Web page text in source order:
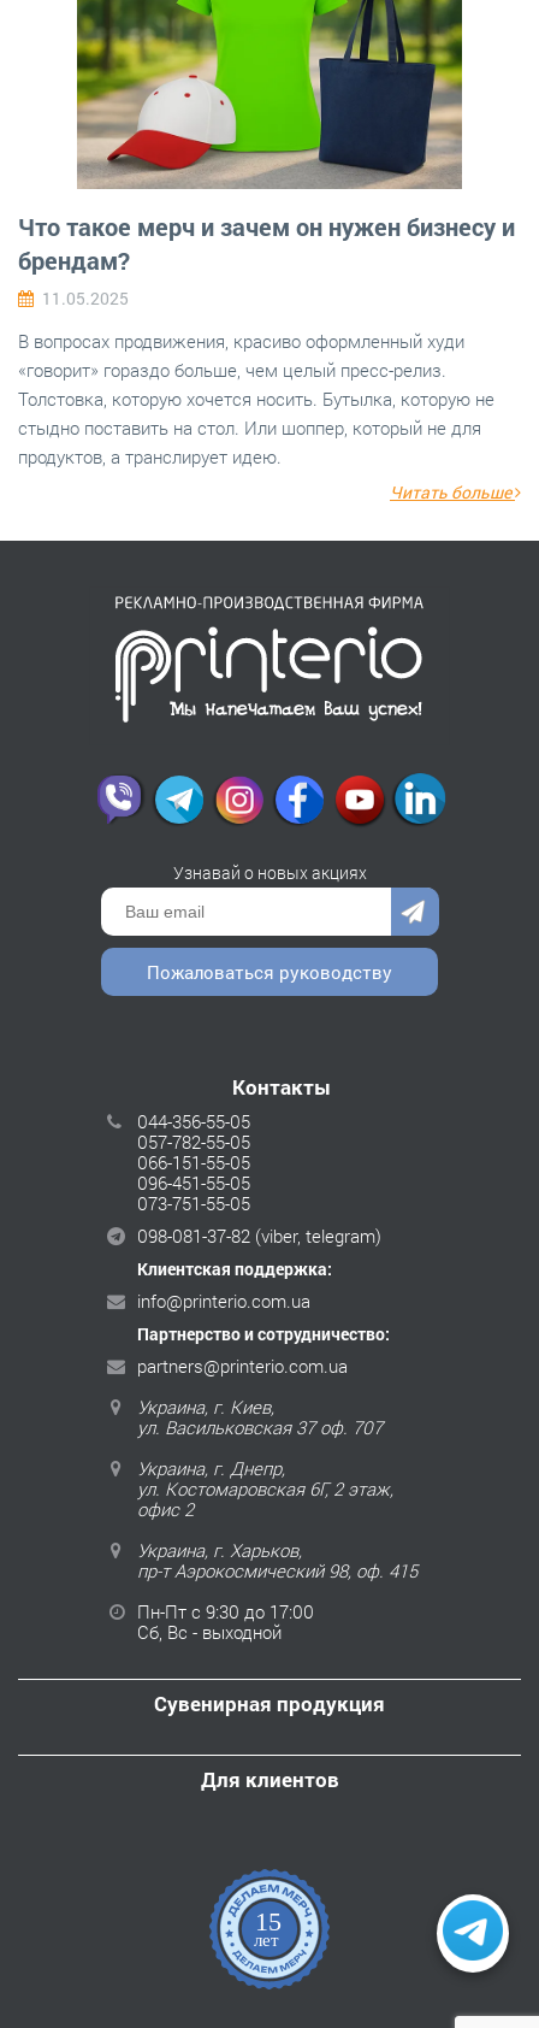
Что такое мерч и зачем он нужен бизнесу и
брендам?
11.05.2025
В вопросах продвижения, красиво оформленный худи
«говорит» гораздо больше, чем целый пресс-релиз.
Толстовка, которую хочется носить. Бутылка, которую не
стыдно поставить на стол. Или шоппер, который не для
продуктов, а транслирует идею.
Читать больше
Узнавай о новых акциях
Пожаловаться руководству
Контакты
044-356-55-05
057-782-55-05
066-151-55-05
096-451-55-05
073-751-55-05
098-081-37-82 (viber, telegram)
Клиентская поддержка:
info@printerio.com.ua
Партнерство и сотрудничество:
partners@printerio.com.ua
Украина, г. Киев,
ул. Васильковская 37 оф. 707
Украина, г. Днепр,
ул. Костомаровская 6Г, 2 этаж,
офис 2
Украина, г. Харьков,
пр-т Аэрокосмический 98, оф. 415
Пн-Пт с 9:30 до 17:00
Сб, Вс - выходной
Сувенирная продукция
Для клиентов
15
лет